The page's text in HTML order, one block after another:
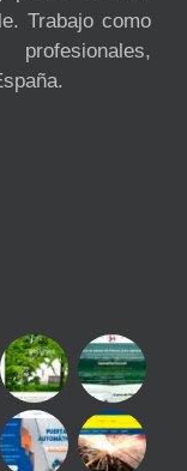
Trabajo como